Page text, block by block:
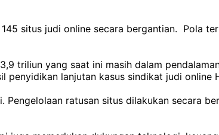
situs judi online secara bergantian. Pola
triliun yang saat ini masih dalam
penyidikan lanjutan kasus sindikat judi online
ratusan situs dilakukan secara